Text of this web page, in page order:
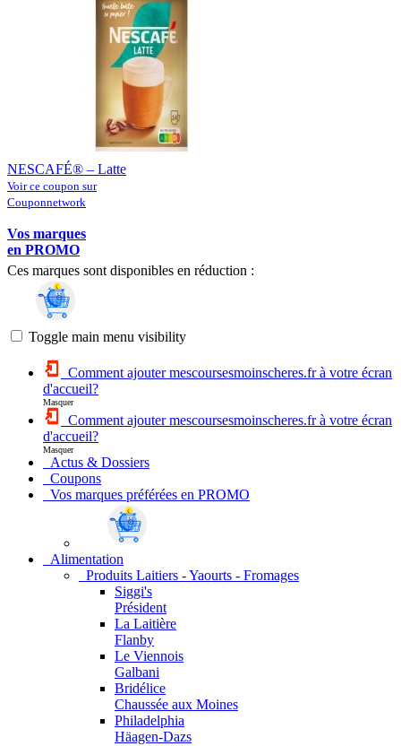
NESCAFÉ® – Latte
Voir ce coupon sur
Couponnetwork
Vos marques
en PROMO
Ces marques sont disponibles en réduction :
Toggle main menu visibility
Comment ajouter mescoursesmoinscheres.fr à votre écran
d'accueil?
Masquer
Comment ajouter mescoursesmoinscheres.fr à votre écran
d'accueil?
Masquer
Actus & Dossiers
Coupons
Vos marques préférées en PROMO
Alimentation
Produits Laitiers - Yaourts - Fromages
Siggi's
Président
La Laitière
Flanby
Le Viennois
Galbani
Bridélice
Chaussée aux Moines
Philadelphia
Häagen-Dazs